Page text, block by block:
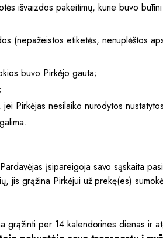
išvaizdos pakeitimų, kurie buvo
(nepažeistos etiketės, nenuplėštos
buvo Pirkėjo gauta;
Pirkėjas nesilaiko nurodytos
įsipareigoja savo sąskaita
jis grąžina Pirkėjui už prekę(es)
grąžinti per 14 kalendorines dienas ir